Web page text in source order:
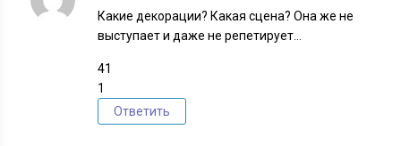
Какие декорации? Какая сцена? Она же не
выступает и даже не репетирует…
41
1
Ответить